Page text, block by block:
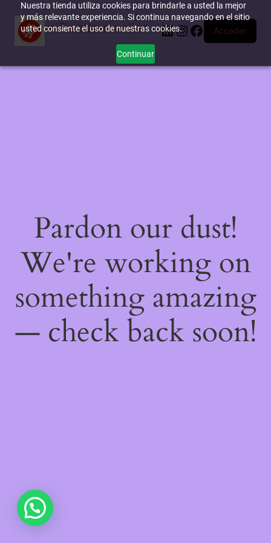
Nuestra tienda utiliza cookies para brindarle a usted la mejor
y más relevante experiencia. Si continua navegando en el sitio
usted consiente el uso de nuestras cookies.
Continuar
miTienda-e.online LinkedIn
Instagram
Facebook
Acceder
Pardon our dust!
We're working on
something amazing
— check back soon!